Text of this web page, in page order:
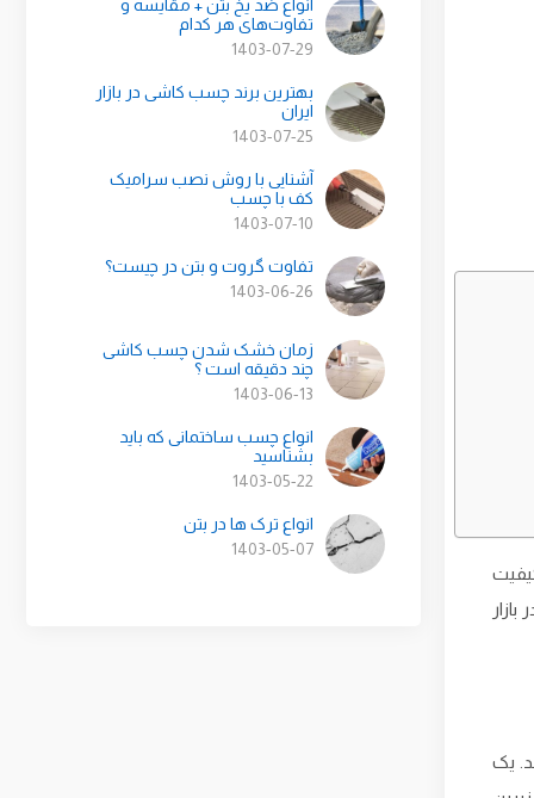
یک
انواع ضد یخ بتن + مقایسه و
تفاوت‌های هر کدام
1403-07-29
بهترین برند چسب کاشی در بازار
ایران
1403-07-25
آشنایی با روش نصب سرامیک
کف با چسب
1403-07-10
تفاوت گروت و بتن در چیست؟
1403-06-26
زمان خشک شدن چسب کاشی
چند دقیقه است ؟
1403-06-13
انواع چسب ساختمانی که باید
بشناسید
1403-05-22
انواع ترک ها در بتن
1403-05-07